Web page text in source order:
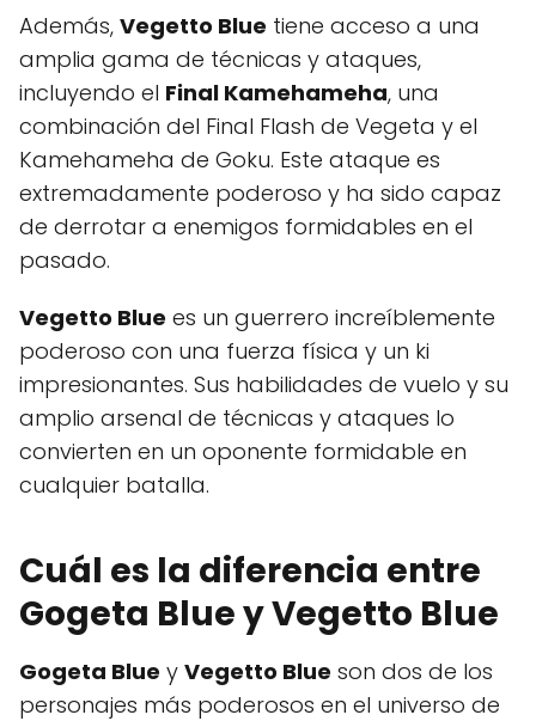
Además, Vegetto Blue tiene acceso a una
amplia gama de técnicas y ataques,
incluyendo el Final Kamehameha, una
combinación del Final Flash de Vegeta y el
Kamehameha de Goku. Este ataque es
extremadamente poderoso y ha sido capaz
de derrotar a enemigos formidables en el
pasado.
Vegetto Blue es un guerrero increíblemente
poderoso con una fuerza física y un ki
impresionantes. Sus habilidades de vuelo y su
amplio arsenal de técnicas y ataques lo
convierten en un oponente formidable en
cualquier batalla.
Cuál es la diferencia entre
Gogeta Blue y Vegetto Blue
Gogeta Blue y Vegetto Blue son dos de los
personajes más poderosos en el universo de